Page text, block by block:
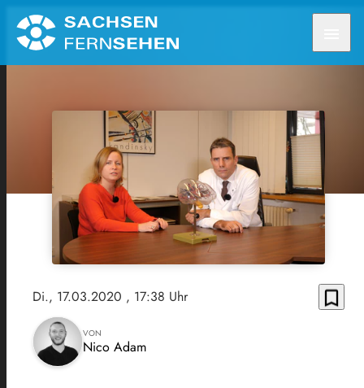
Di., 17.03.2020 , 17:38 Uhr bookmark_border
VON
Nico Adam